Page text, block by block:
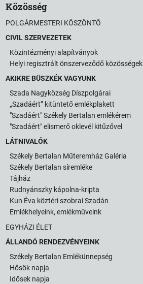
Közösség
POLGÁRMESTERI KÖSZÖNTŐ
CIVIL SZERVEZETEK
Közintézményi alapítványok
Helyi regisztrált önszerveződő közösségek
AKIKRE BÜSZKÉK VAGYUNK
Szada Nagyközség Díszpolgárai
„Szadáért” kitüntető emlékplakett
"Szadáért" Székely Bertalan emlékérem
"Szadáért" elismerő oklevél kitűzővel
LÁTNIVALÓK
Székely Bertalan Műteremház Galéria
Székely Bertalan síremléke
Tájház
Rudnyánszky kápolna-kripta
Kun Éva köztéri szobrai Szadán
Emlékhelyeink, emlékműveink
EGYHÁZI ÉLET
ÁLLANDÓ RENDEZVÉNYEINK
Székely Bertalan Emlékünnepség
Hősök napja
Idősek napja